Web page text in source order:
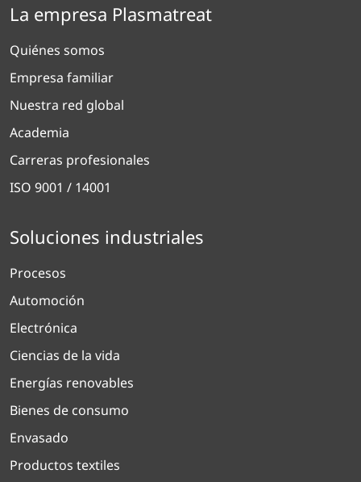
La empresa Plasmatreat
Quiénes somos
Empresa familiar
Nuestra red global
Academia
Carreras profesionales
ISO 9001 / 14001
Soluciones industriales
Procesos
Automoción
Electrónica
Ciencias de la vida
Energías renovables
Bienes de consumo
Envasado
Productos textiles